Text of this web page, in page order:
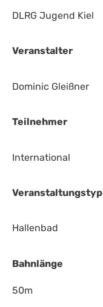
DLRG Jugend Kiel
Veranstalter
Dominic Gleißner
Teilnehmer
International
Veranstaltungstyp
Hallenbad
Bahnlänge
50m